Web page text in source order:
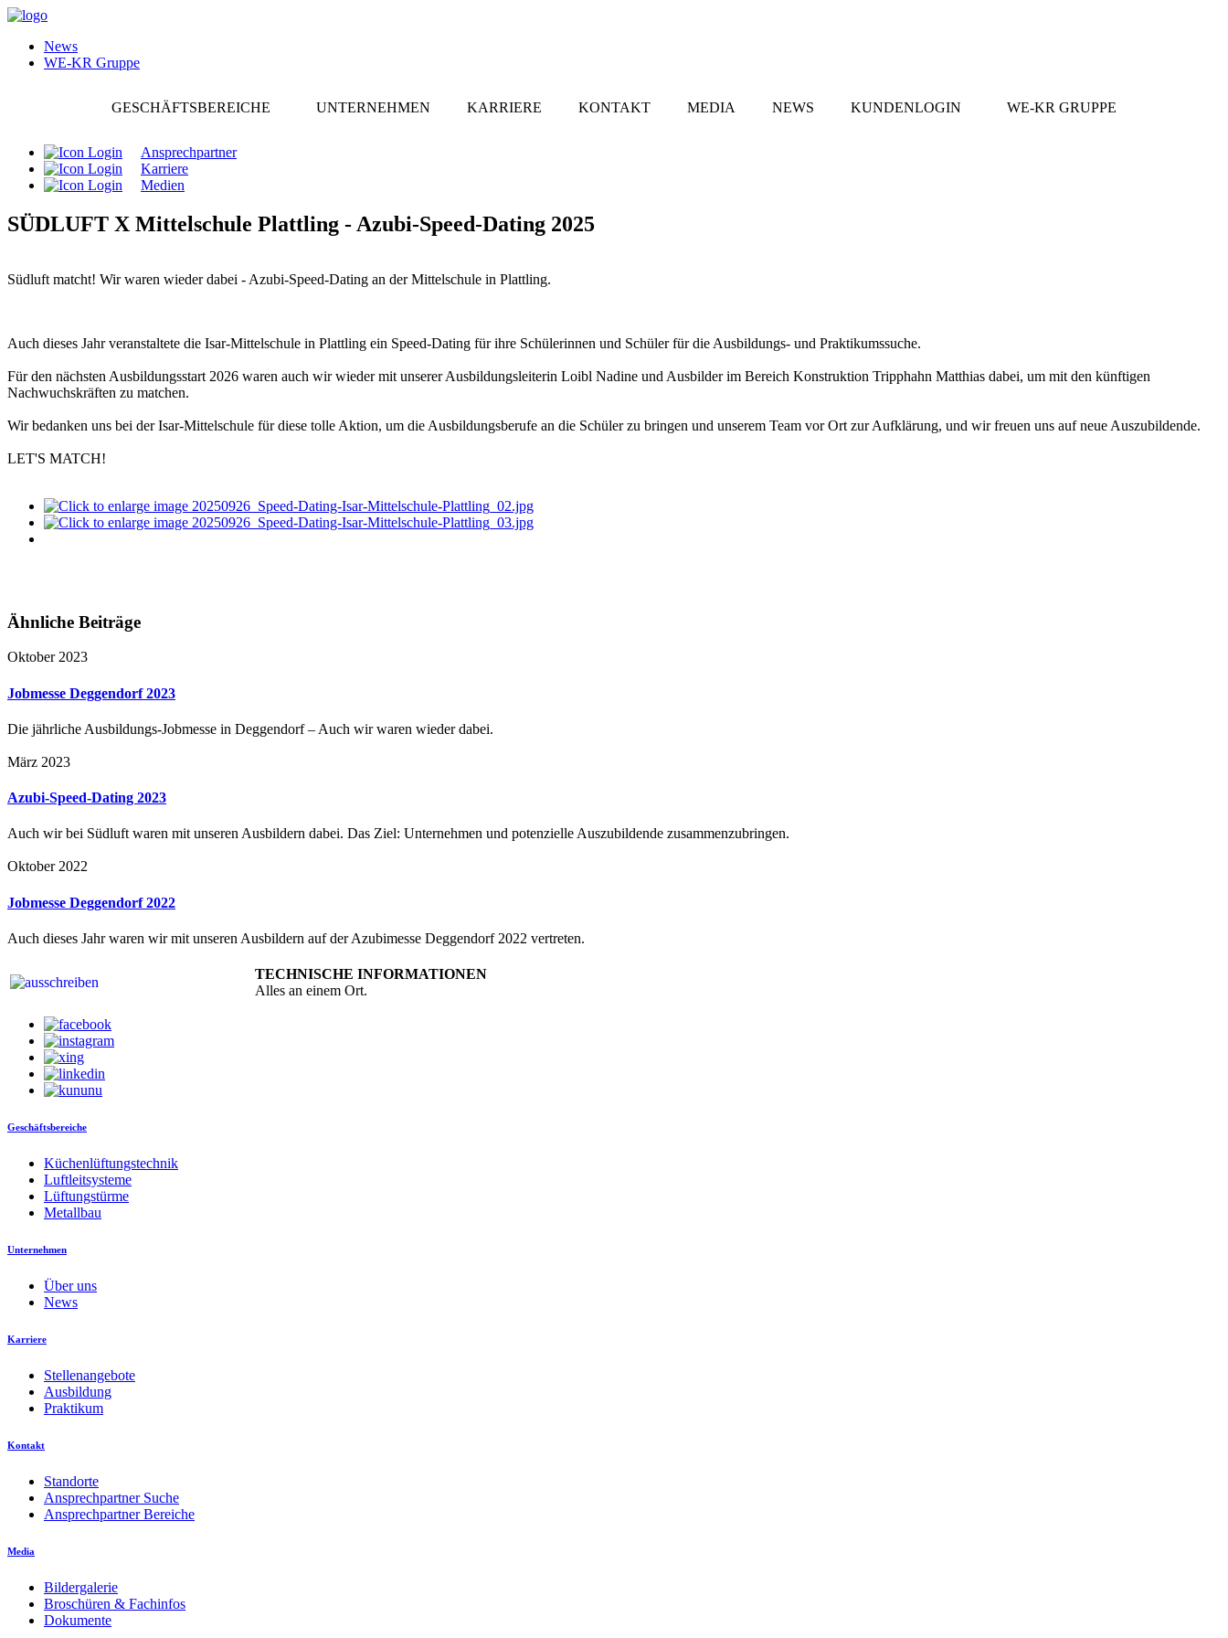
News
WE-KR Gruppe
GESCHÄFTSBEREICHE UNTERNEHMEN KARRIERE KONTAKT MEDIA NEWS KUNDENLOGIN WE-KR GRUPPE
Ansprechpartner
Karriere
Medien
SÜDLUFT X Mittelschule Plattling - Azubi-Speed-Dating 2025
Südluft matcht! Wir waren wieder dabei - Azubi-Speed-Dating an der Mittelschule in Plattling.
Auch dieses Jahr veranstaltete die Isar-Mittelschule in Plattling ein Speed-Dating für ihre Schülerinnen und Schüler für die Ausbildungs- und Praktikumssuche.
Für den nächsten Ausbildungsstart 2026 waren auch wir wieder mit unserer Ausbildungsleiterin Loibl Nadine und Ausbilder im Bereich Konstruktion Tripphahn Matthias dabei, um mit den künftigen
Nachwuchskräften zu matchen.
Wir bedanken uns bei der Isar-Mittelschule für diese tolle Aktion, um die Ausbildungsberufe an die Schüler zu bringen und unserem Team vor Ort zur Aufklärung, und wir freuen uns auf neue Auszubildende.
LET'S MATCH!
Ähnliche Beiträge
Oktober 2023
Jobmesse Deggendorf 2023
Die jährliche Ausbildungs-Jobmesse in Deggendorf – Auch wir waren wieder dabei.
März 2023
Azubi-Speed-Dating 2023
Auch wir bei Südluft waren mit unseren Ausbildern dabei. Das Ziel: Unternehmen und potenzielle Auszubildende zusammenzubringen.
Oktober 2022
Jobmesse Deggendorf 2022
Auch dieses Jahr waren wir mit unseren Ausbildern auf der Azubimesse Deggendorf 2022 vertreten.
TECHNISCHE INFORMATIONEN
Alles an einem Ort.
Geschäftsbereiche
Küchenlüftungstechnik
Luftleitsysteme
Lüftungstürme
Metallbau
Unternehmen
Über uns
News
Karriere
Stellenangebote
Ausbildung
Praktikum
Kontakt
Standorte
Ansprechpartner Suche
Ansprechpartner Bereiche
Media
Bildergalerie
Broschüren & Fachinfos
Dokumente